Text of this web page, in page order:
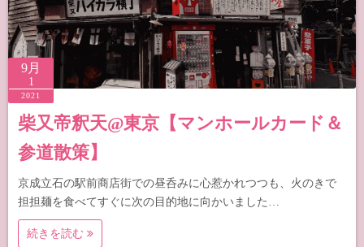
9月
1
2021
柴又帝釈天@東京【マンホールカード＆
参道散策】
京成立石の駅前商店街での昼呑みに心惹かれつつも、火のきで
担担麺を食べてすぐに次の目的地に向かいました…
続きを読む